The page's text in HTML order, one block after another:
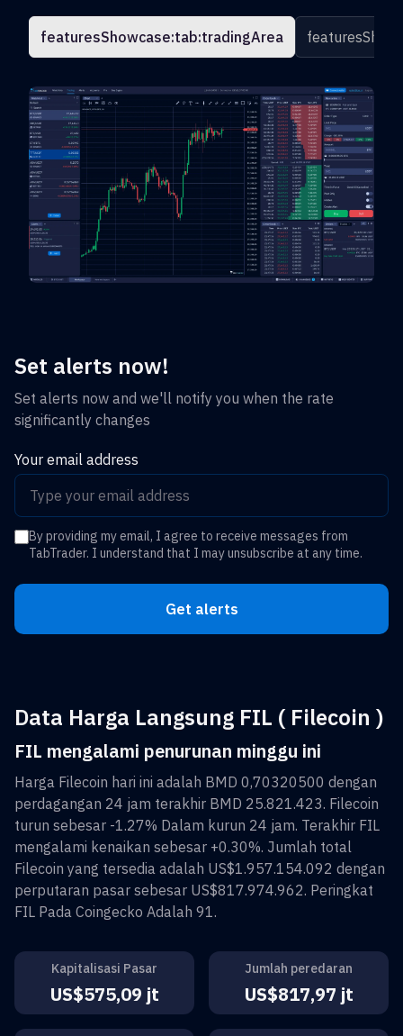
featuresShowcase:tab:tradingArea
Set alerts now!
Set alerts now and we'll notify you when the rate
significantly changes
Your email address
By providing my email, I agree to receive messages from
TabTrader. I understand that I may unsubscribe at any time.
Get alerts
Data Harga Langsung FIL ( Filecoin )
FIL mengalami penurunan minggu ini
Harga Filecoin hari ini adalah BMD 0,70320500 dengan
perdagangan 24 jam terakhir BMD 25.821.423. Filecoin
turun sebesar -1.27% Dalam kurun 24 jam. Terakhir FIL
mengalami kenaikan sebesar +0.30%. Jumlah total
Filecoin yang tersedia adalah US$1.957.154.092 dengan
perputaran pasar sebesar US$817.974.962. Peringkat
FIL Pada Coingecko Adalah 91.
Kapitalisasi Pasar
US$575,09 jt
Jumlah peredaran
US$817,97 jt